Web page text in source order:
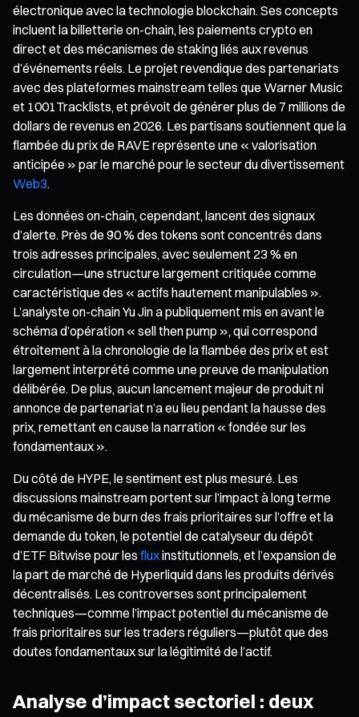
électronique avec la technologie blockchain. Ses concepts
incluent la billetterie on-chain, les paiements crypto en
direct et des mécanismes de staking liés aux revenus
d’événements réels. Le projet revendique des partenariats
avec des plateformes mainstream telles que Warner Music
et 1001Tracklists, et prévoit de générer plus de 7 millions de
dollars de revenus en 2026. Les partisans soutiennent que la
flambée du prix de RAVE représente une « valorisation
anticipée » par le marché pour le secteur du divertissement
Web3.
Les données on-chain, cependant, lancent des signaux
d’alerte. Près de 90 % des tokens sont concentrés dans
trois adresses principales, avec seulement 23 % en
circulation—une structure largement critiquée comme
caractéristique des « actifs hautement manipulables ».
L’analyste on-chain Yu Jin a publiquement mis en avant le
schéma d’opération « sell then pump », qui correspond
étroitement à la chronologie de la flambée des prix et est
largement interprété comme une preuve de manipulation
délibérée. De plus, aucun lancement majeur de produit ni
annonce de partenariat n’a eu lieu pendant la hausse des
prix, remettant en cause la narration « fondée sur les
fondamentaux ».
Du côté de HYPE, le sentiment est plus mesuré. Les
discussions mainstream portent sur l’impact à long terme
du mécanisme de burn des frais prioritaires sur l’offre et la
demande du token, le potentiel de catalyseur du dépôt
d’ETF Bitwise pour les fluxinstitutionnels, et l’expansion de
la part de marché de Hyperliquid dans les produits dérivés
décentralisés. Les controverses sont principalement
techniques—comme l’impact potentiel du mécanisme de
frais prioritaires sur les traders réguliers—plutôt que des
doutes fondamentaux sur la légitimité de l’actif.
Analyse d’impact sectoriel : deux